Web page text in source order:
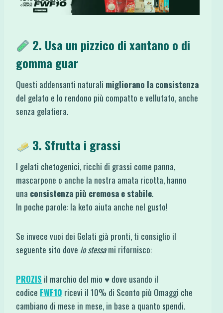
2. Usa un pizzico dixantano o di
gomma guar
Questi addensanti naturali migliorano la consistenza
del gelato e lo rendono più compatto e vellutato, anche
senza gelatiera.
3. Sfrutta i grassi
I gelati chetogenici, ricchi di grassi come panna,
mascarpone o anche la nostra amata ricotta, hanno
una consistenza più cremosa e stabile.
In poche parole: la keto aiuta anche nel gusto!
Se invece vuoi dei Gelati già pronti, ti consiglio il
seguente sito dove io stessami rifornisco:
PROZIS il marchio del mio ♥ dove usando il
codice FWF10 ricevi il 10% di Sconto più Omaggi che
cambiano di mese in mese, in base a quanto spendi.